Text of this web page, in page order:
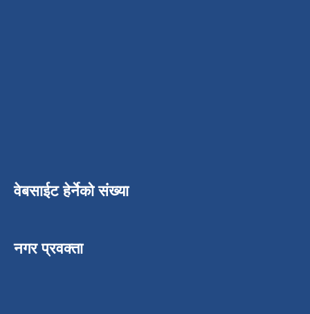
वेबसाईट हेर्नेको संख्या
नगर प्रवक्ता